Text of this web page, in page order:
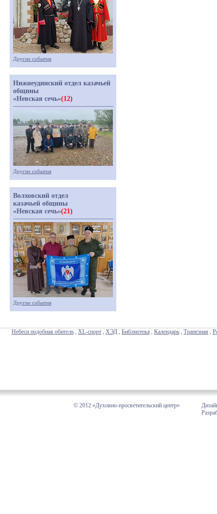
Другие события
Нижнеудинский отдел казачьей
общины
«Невская сечь»(12)
Другие события
Волховский отдел
казачьей общины
«Невская сечь»(21)
Другие события
Небеси подобная обитель , XL-спорт , ХЭД , Библиотека , Календарь , Трапезная ,
© 2012 «Духовно-просветительский центр»